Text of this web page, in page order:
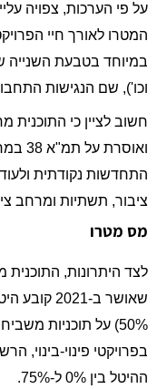
המטרו לאורך חיי
במיוחד בטבעת השנייה
וכו'), שם הנגישות
התחדשות נקודתית
ציבור, תשתיות ומרחב
מס מטרו
לצד היתרונות,
50%) על תוכניות
בפרויקטי פינוי-בינוי,
ההיטל בין 0% ל-75%.